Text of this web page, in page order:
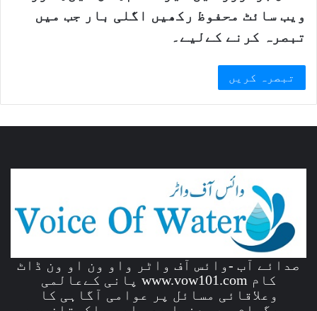
ویب سائٹ محفوظ رکھیں اگلی بار جب میں
تبصرہ کرنے کےلیے۔
صدائے آب -وائس آف واٹر واو ون او ون ڈاٹ
کام www.vow101.com پانی کےعالمی
وعلاقائی مسائل پر عوامی آگاہی کا